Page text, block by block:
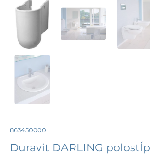
863450000
Duravit DARLING polostĺp